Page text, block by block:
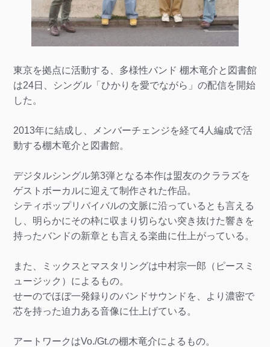
東京を拠点に活動する、多様性バンド 棚木竜介と図書館
は24日、シングル「ひかりを愛でながら」の配信を開始
した。
2013年に結成し、メンバーチェンジを経て4人編成で活
動する棚木竜介と図書館。
デジタルシングル第3弾となる本作は盟友のクララズを
ゲストボーカルに迎えて制作された作品。
シティポップリバイバルの文脈に沿っているとも言える
し、明らかにその枠に収まり切らない突き抜けた響きを
持ったバンドの新章とも言える楽曲に仕上がっている。
また、ミックスとマスタリングは中村宗一郎（ピースミ
ュージック）によるもの。
せーのでほぼ一発録りのバンドサウンドを、より濃密で
芯を持った迫力ある音像に仕上げている。
アートワークはVo./Gt.の棚木竜介によるもの。